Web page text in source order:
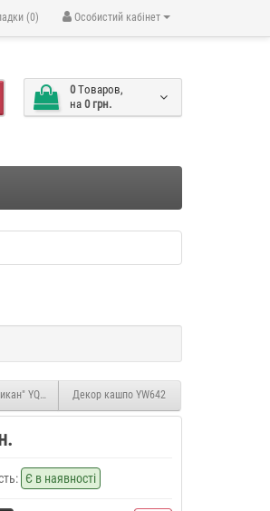
Особистий кабінет
(0)
0 Tоваров,
на 0 грн.
YQ909 Декор кашпо YW642
Є в наявності